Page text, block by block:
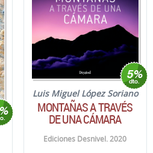
Luis Miguel López Soriano
MONTAÑAS A TRAVÉS
DE UNA CÁMARA
Ediciones Desnivel. 2020